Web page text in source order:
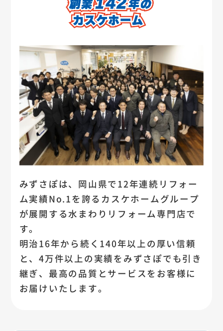
みずさぽは、岡山県で12年連続リフォー
ム実績No.1を誇るカスケホームグループ
が展開する水まわりリフォーム専門店で
す。
明治16年から続く140年以上の厚い信頼
と、4万件以上の実績をみずさぽでも引き
継ぎ、最高の品質とサービスをお客様に
お届けいたします。